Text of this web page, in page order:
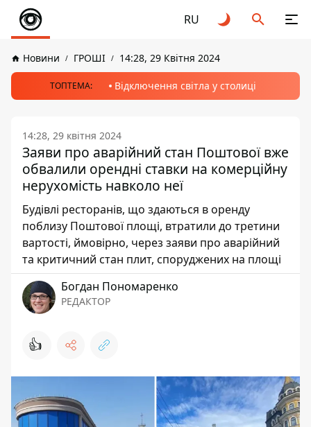
RU
Новини ГРОШІ 14:28, 29 Квітня 2024
ТОПТЕМА: Відключення світла у столиці
14:28, 29 квітня 2024
Заяви про аварійний стан Поштової вже
обвалили орендні ставки на комерційну
нерухомість навколо неї
Будівлі ресторанів, що здаються в оренду
поблизу Поштової площі, втратили до третини
вартості, ймовірно, через заяви про аварійний
та критичний стан плит, споруджених на площі
Богдан Пономаренко
РЕДАКТОР
👍